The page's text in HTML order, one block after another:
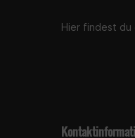
Hier findest du